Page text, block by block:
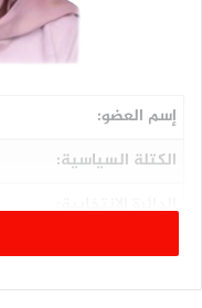
إسم العضو:
الكتلة السياسية:
الدائرة الإنتخابية:
اللجنة المشارك فيها: